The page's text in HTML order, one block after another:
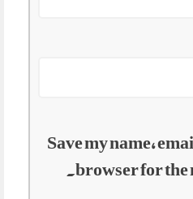
Save my name,
browser for the